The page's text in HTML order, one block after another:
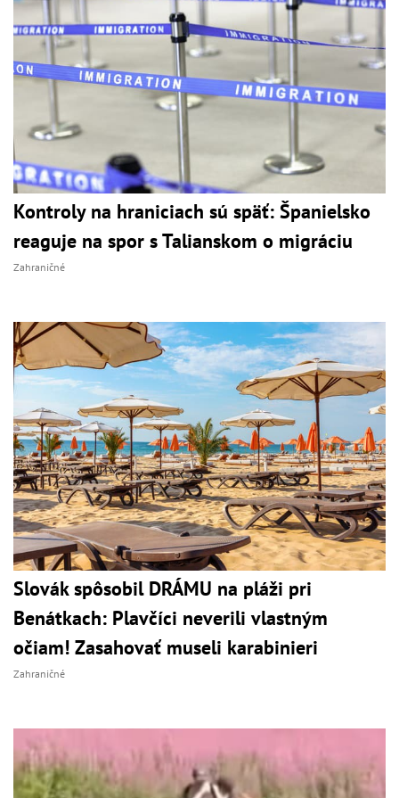
Kontroly na hraniciach sú späť: Španielsko
reaguje na spor s Talianskom o migráciu
Zahraničné
Slovák spôsobil DRÁMU na pláži pri
Benátkach: Plavčíci neverili vlastným
očiam! Zasahovať museli karabinieri
Zahraničné